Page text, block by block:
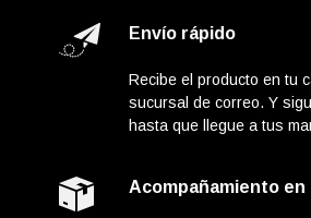
Envío rápido
Recibe el producto en tu
sucursal de correo. Y
hasta que llegue a tus
Acompañamiento